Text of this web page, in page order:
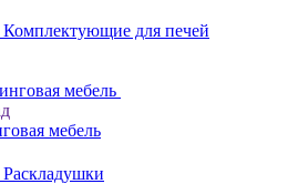
Комплектующие для печей
мебель
мебель
Раскладушки